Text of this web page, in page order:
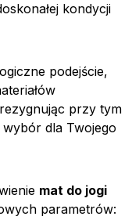
kondycji
podejście,
przy tym
wybór dla Twojego
mat do jogi
parametrów: